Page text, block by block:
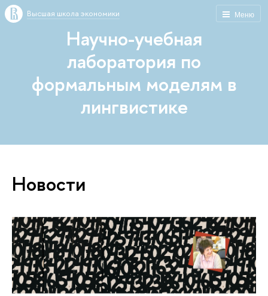
Меню
Высшая школа экономики
Научно-учебная
лаборатория по
формальным моделям в
лингвистике
Новости